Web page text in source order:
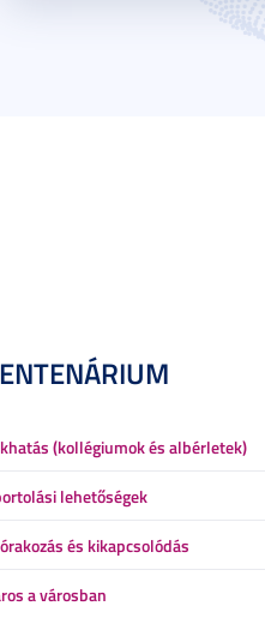
(kollégiumok és albérletek)
lehetőségek
és kikapcsolódás
a városban